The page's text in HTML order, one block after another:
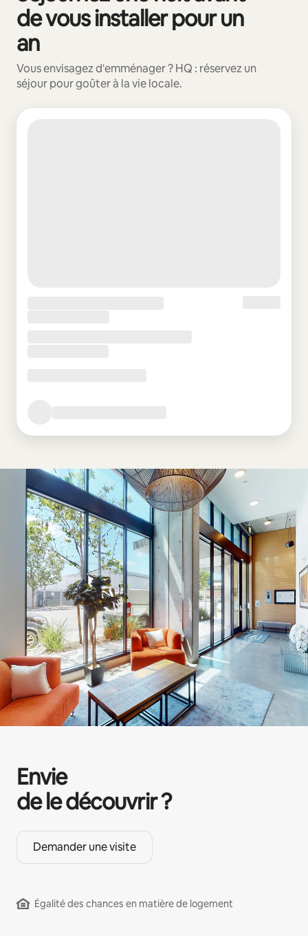
de vous installer pour un
an
Vous envisagez d'emménager ? HQ : réservez un
séjour pour goûter à la vie locale.
Envie
de le découvrir ?
Demander une visite
Égalité des chances en matière de logement